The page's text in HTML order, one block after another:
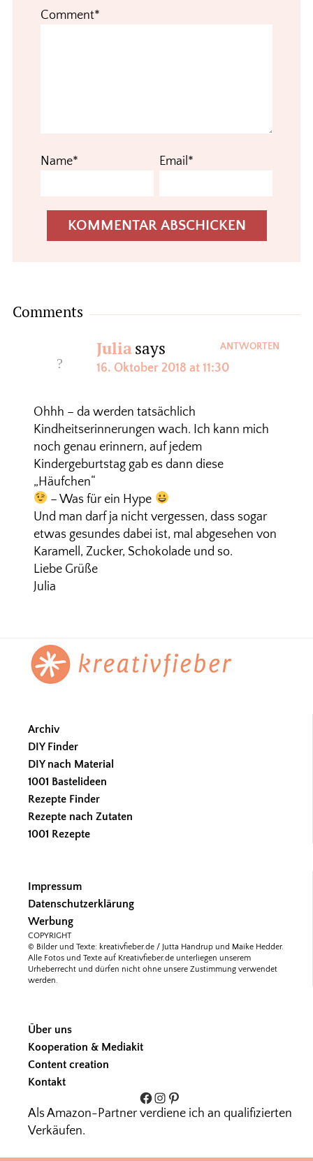
Comment*
Name* Email*
Comments
Juliasays
16. Oktober 2018 at 11:30
Ohhh – da werden tatsächlich
Kindheitserinnerungen wach. Ich kann mich
noch genau erinnern, auf jedem
Kindergeburtstag gab es dann diese
„Häufchen“
– Was für ein Hype
Und man darf ja nicht vergessen, dass sogar
etwas gesundes dabei ist, mal abgesehen von
Karamell, Zucker, Schokolade und so.
Liebe Grüße
Julia
ANTWORTEN
Footer
Archiv
DIY Finder
DIY nach Material
1001 Bastelideen
Rezepte Finder
Rezepte nach Zutaten
1001 Rezepte
Impressum
Datenschutzerklärung
Werbung
COPYRIGHT
© Bilder und Texte: kreativfieber.de / Jutta Handrup und Maike Hedder.
Alle Fotos und Texte auf Kreativfieber.de unterliegen unserem
Urheberrecht und dürfen nicht ohne unsere Zustimmung verwendet
werden.
Über uns
Kooperation & Mediakit
Content creation
Kontakt
Facebook
Instagram
Pinterest
Als Amazon-Partner verdiene ich an qualifizierten
Verkäufen.